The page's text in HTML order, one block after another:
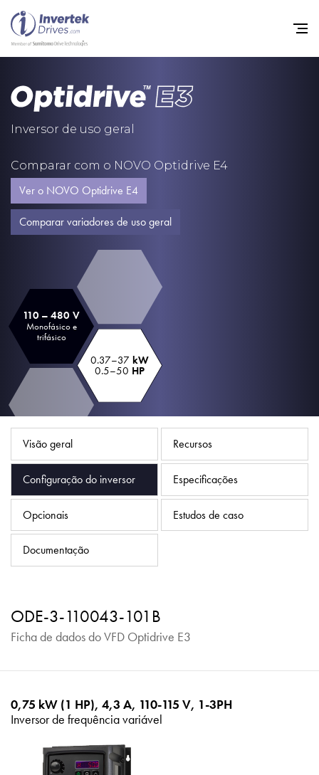
Inversor de uso geral
Comparar com o NOVO Optidrive E4
Ver o NOVO Optidrive E4
Comparar variadores de uso geral
110 – 480 V
Monofásico e
trifásico
0.37–37 kW
0.5–50 HP
Visão geral Recursos
Configuração do inversor Especificações
Opcionais Estudos de caso
Documentação
ODE-3-110043-101B
Ficha de dados do VFD Optidrive E3
0,75 kW (1 HP), 4,3 A, 110-115 V, 1-3PH
Inversor de frequência variável